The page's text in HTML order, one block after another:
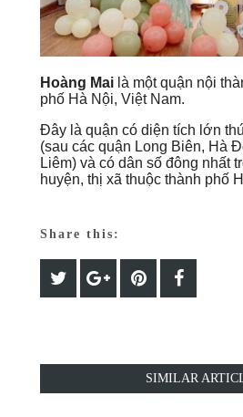
Hoàng Mai là mộtquận nội
phố Hà Nội, Việt Nam.
Đây là quận có diện tích lớn
(sau các quận Long Biên, Hà
Liêm) và có dân số đông nhất
huyện, thị xã thuộc thành phố
Share this:
SIMILAR